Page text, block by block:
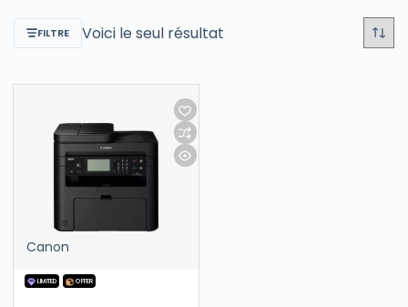
FILTRE Voici le seul résultat
Canon
LIMITED OFFER